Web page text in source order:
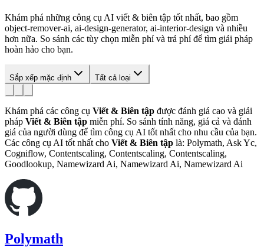
Khám phá những công cụ AI viết & biên tập tốt nhất, bao gồm
object-remover-ai, ai-design-generator, ai-interior-design và nhiều
hơn nữa. So sánh các tùy chọn miễn phí và trả phí để tìm giải pháp
hoàn hảo cho bạn.
Sắp xếp mặc định Tất cả loại
Khám phá các công cụ Viết & Biên tập được đánh giá cao và giải
pháp Viết & Biên tập miễn phí. So sánh tính năng, giá cả và đánh
giá của người dùng để tìm công cụ AI tốt nhất cho nhu cầu của bạn.
Các công cụ AI tốt nhất cho Viết & Biên tập là: Polymath, Ask Yc,
Cogniflow, Contentscaling, Contentscaling, Contentscaling,
Goodlookup, Namewizard Ai, Namewizard Ai, Namewizard Ai
Polymath